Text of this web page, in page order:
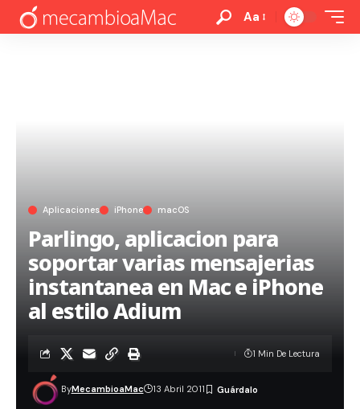
Aa
Aplicaciones iPhone macOS
Parlingo, aplicacion para
soportar varias mensajerias
instantanea en Mac e iPhone
al estilo Adium
ByMecambioaMac 13 Abril 2011
1 Min De Lectura